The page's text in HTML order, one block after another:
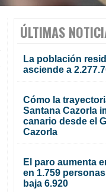
ÚLTIMAS
La población
asciende a
Cómo la
Santana Cazorla
canario desde el
Cazorla
El paro aumenta
en 1.759
baja 6.920